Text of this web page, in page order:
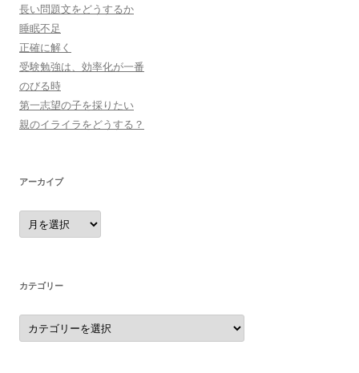
長い問題文をどうするか
睡眠不足
正確に解く
受験勉強は、効率化が一番
のびる時
第一志望の子を採りたい
親のイライラをどうする？
アーカイブ
ア
ー
カ
カテゴリー
カ
テ
ゴ